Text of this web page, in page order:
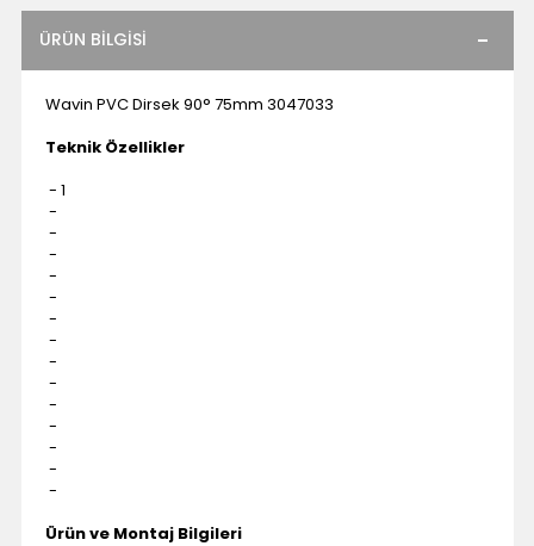
ÜRÜN BILGISI
Wavin PVC Dirsek 90° 75mm 3047033
Teknik Özellikler
- 1
-
-
-
-
-
-
-
-
-
-
-
-
-
-
Ürün ve Montaj Bilgileri